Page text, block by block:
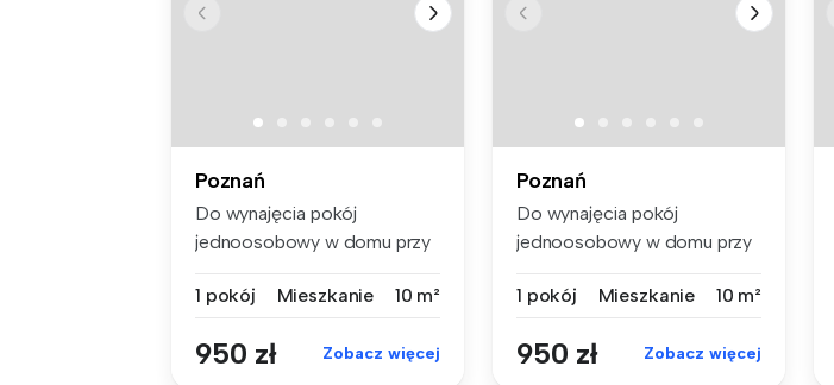
Poznań
Do wynajęcia pokój
jednoosobowy w domu przy
1 pokój
Mieszkanie 10 m²
950 zł Zobacz więcej
Poznań
Do wynajęcia pokój
jednoosobowy w domu przy
1 pokój
Mieszkanie 10 m²
950 zł Zobacz więcej